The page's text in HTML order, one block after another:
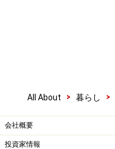
All About > 暮らし >
会社概要
投資家情報